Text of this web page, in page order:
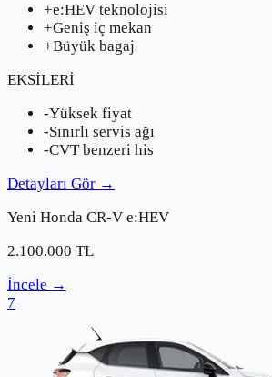
+e:HEV teknolojisi
+Geniş iç mekan
+Büyük bagaj
EKSİLERİ
-Yüksek fiyat
-Sınırlı servis ağı
-CVT benzeri his
Detayları Gör →
Yeni Honda CR-V e:HEV
2.100.000 TL
İncele →
7